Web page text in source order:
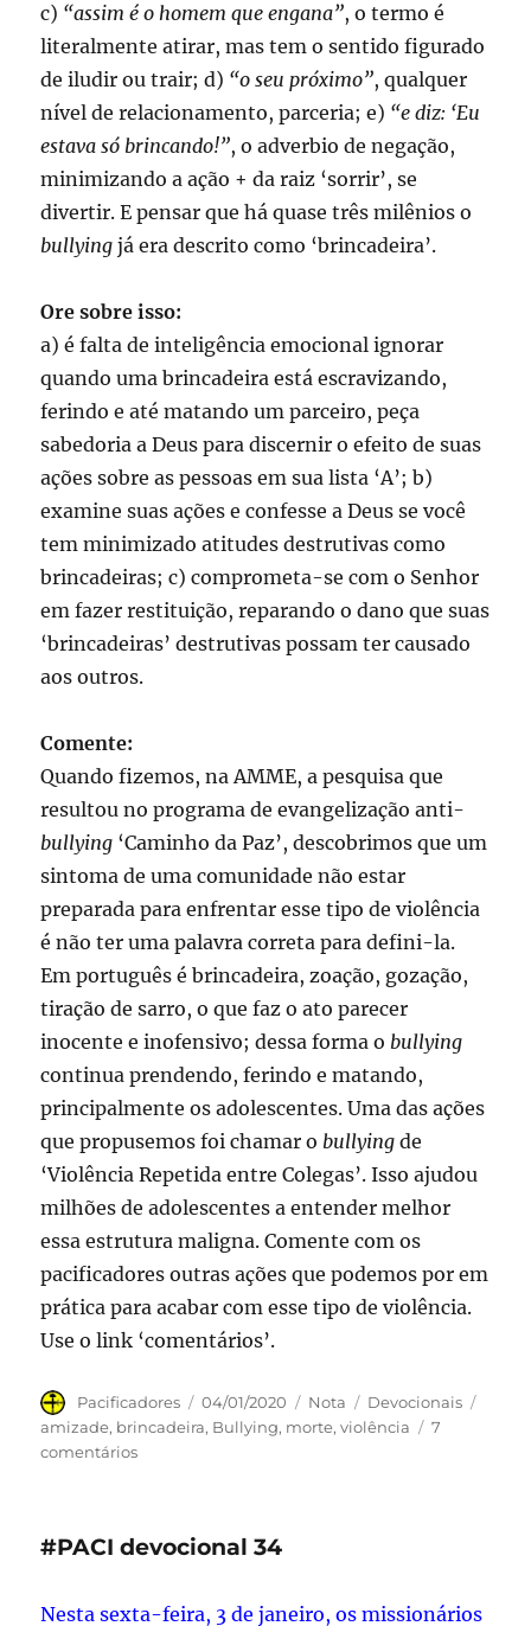
c) “assim é o homem que engana”, o termo é
literalmente atirar, mas tem o sentido figurado
de iludir ou trair; d) “o seu próximo”, qualquer
nível de relacionamento, parceria; e) “e diz: ‘Eu
estava só brincando!”, o adverbio de negação,
minimizando a ação + da raiz ‘sorrir’, se
divertir. E pensar que há quase três milênios o
bullyingjá era descrito como ‘brincadeira’.
Ore sobre isso:
a) é falta de inteligência emocional ignorar
quando uma brincadeira está escravizando,
ferindo e até matando um parceiro, peça
sabedoria a Deus para discernir o efeito de suas
ações sobre as pessoas em sua lista ‘A’; b)
examine suas ações e confesse a Deus se você
tem minimizado atitudes destrutivas como
brincadeiras; c) comprometa-se com o Senhor
em fazer restituição, reparando o dano que suas
‘brincadeiras’ destrutivas possam ter causado
aos outros.
Comente:
Quando fizemos, na AMME, a pesquisa que
resultou no programa de evangelização anti-
bullying ‘Caminho da Paz’, descobrimos que um
sintoma de uma comunidade não estar
preparada para enfrentar esse tipo de violência
é não ter uma palavra correta para defini-la.
Em português é brincadeira, zoação, gozação,
tiração de sarro, o que faz o ato parecer
inocente e inofensivo; dessa forma o bullying
continua prendendo, ferindo e matando,
principalmente os adolescentes. Uma das ações
que propusemos foi chamar o bullyingde
‘Violência Repetida entre Colegas’. Isso ajudou
milhões de adolescentes a entender melhor
essa estrutura maligna. Comente com os
pacificadores outras ações que podemos por em
prática para acabar com esse tipo de violência.
Use o link ‘comentários’.
Autor
Pacificadores
Publicado
em
04/01/2020 Formato
Nota Categorias
Devocionais
amizade, brincadeira, Bullying, morte,violência
7
comentáriosem
#PACI devocional 34
Nesta sexta-feira, 3 de janeiro, os missionários